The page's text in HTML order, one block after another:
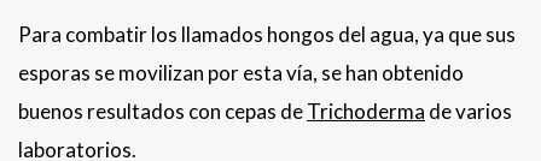
Para combatir los llamados hongos del agua, ya que sus
esporas se movilizan por esta vía, se han obtenido
buenos resultados con cepas deTrichoderma de varios
laboratorios.